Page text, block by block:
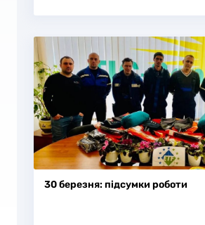
30 березня: підсумки роботи